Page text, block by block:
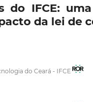
do IFCE:
da lei de
do Ceará - IFCE